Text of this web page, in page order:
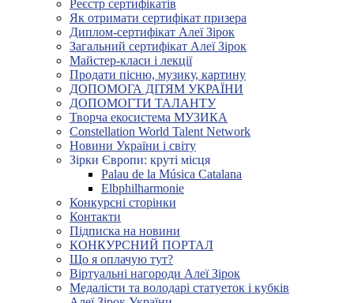
Реєстр сертифікатів
Як отримати сертифікат призера
Диплом-сертифікат Алеї Зірок
Загальний сертифікат Алеї Зірок
Майстер-класи і лекції
Продати пісню, музику, картину
ДОПОМОГА ДІТЯМ УКРАЇНИ
ДОПОМОГТИ ТАЛАНТУ
Творча екосистема МУЗИКА
Constellation World Talent Network
Новини України і світу
Зірки Європи: круті місця
Palau de la Música Catalana
Elbphilharmonie
Конкурсні сторінки
Контакти
Підписка на новини
КОНКУРСНИЙ ПОРТАЛ
Що я оплачую тут?
Віртуальні нагороди Алеї Зірок
Медалісти та володарі статуеток і кубків